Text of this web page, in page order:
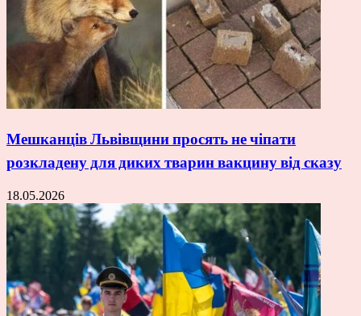
Мешканців Львівщини просять не чіпати
розкладену для диких тварин вакцину від сказу
18.05.2026